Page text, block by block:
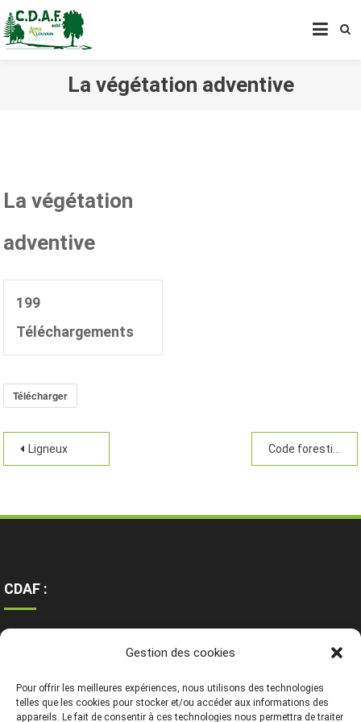
Gestion des cookies
Pour offrir les meilleures expériences, nous utilisons des technologies
telles que les cookies pour stocker et/ou accéder aux informations des
appareils. Le fait de consentir à ces technologies nous permettra de traiter
CENTRE DE DÉVELOPPEMENT
La végétation adventive
La végétation
adventive
199
Téléchargements
Télécharger
Ligneux
CDAF :
Mentions légales